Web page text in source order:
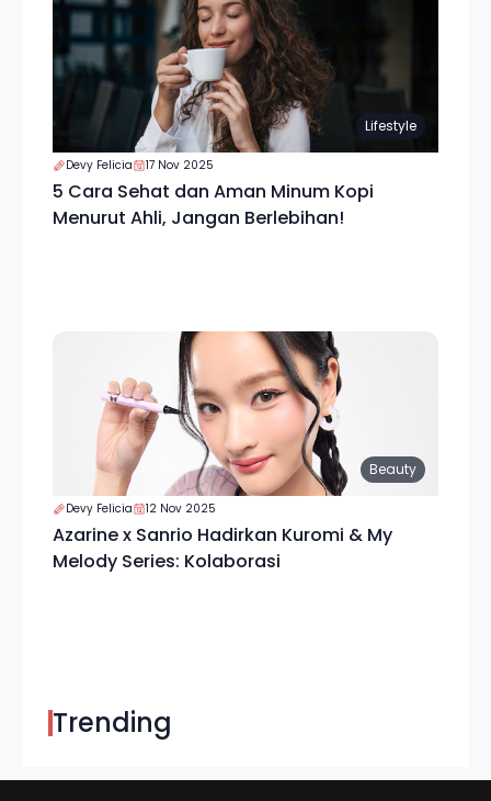
Lifestyle
Devy Felicia 17 Nov 2025
5 Cara Sehat dan Aman Minum Kopi
Menurut Ahli, Jangan Berlebihan!
Beauty
Devy Felicia 12 Nov 2025
Azarine x Sanrio Hadirkan Kuromi & My
Melody Series: Kolaborasi
Trending